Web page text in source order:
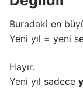
Buradaki en
Yeni yıl = yeni
Hayır.
Yeni yıl sadece